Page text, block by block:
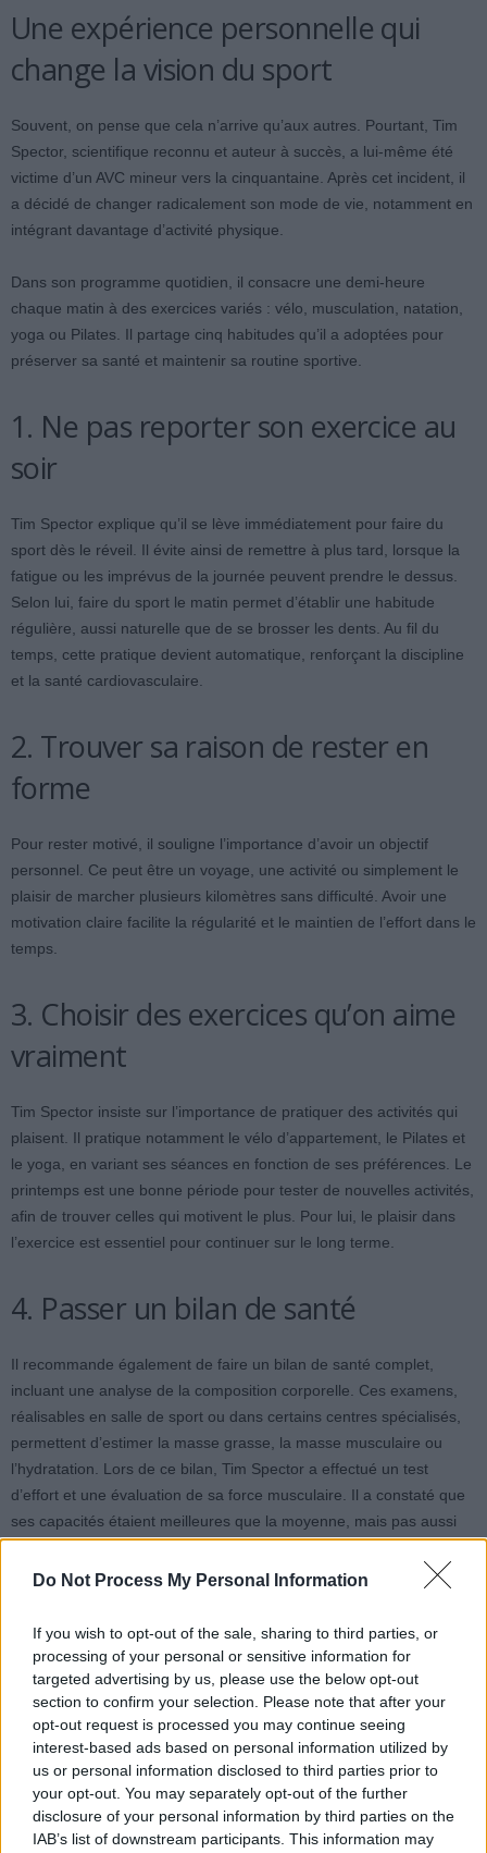
Do Not Process My Personal Information
If you wish to opt-out of the sale, sharing to third parties, or
processing of your personal or sensitive information for
targeted advertising by us, please use the below opt-out
section to confirm your selection. Please note that after your
opt-out request is processed you may continue seeing
interest-based ads based on personal information utilized by
us or personal information disclosed to third parties prior to
your opt-out. You may separately opt-out of the further
disclosure of your personal information by third parties on the
IAB’s list of downstream participants. This information may
Une expérience personnelle qui
change la vision du sport
Souvent, on pense que cela n’arrive qu’aux autres. Pourtant, Tim
Spector, scientifique reconnu et auteur à succès, a lui-même été
victime d’un AVC mineur vers la cinquantaine. Après cet incident, il
a décidé de changer radicalement son mode de vie, notamment en
intégrant davantage d’activité physique.
Dans son programme quotidien, il consacre une demi-heure
chaque matin à des exercices variés : vélo, musculation, natation,
yoga ou Pilates. Il partage cinq habitudes qu’il a adoptées pour
préserver sa santé et maintenir sa routine sportive.
1. Ne pas reporter son exercice au
soir
Tim Spector explique qu’il se lève immédiatement pour faire du
sport dès le réveil. Il évite ainsi de remettre à plus tard, lorsque la
fatigue ou les imprévus de la journée peuvent prendre le dessus.
Selon lui, faire du sport le matin permet d’établir une habitude
régulière, aussi naturelle que de se brosser les dents. Au fil du
temps, cette pratique devient automatique, renforçant la discipline
et la santé cardiovasculaire.
2. Trouver sa raison de rester en
forme
Pour rester motivé, il souligne l’importance d’avoir un objectif
personnel. Ce peut être un voyage, une activité ou simplement le
plaisir de marcher plusieurs kilomètres sans difficulté. Avoir une
motivation claire facilite la régularité et le maintien de l’effort dans le
temps.
3. Choisir des exercices qu’on aime
vraiment
Tim Spector insiste sur l’importance de pratiquer des activités qui
plaisent. Il pratique notamment le vélo d’appartement, le Pilates et
le yoga, en variant ses séances en fonction de ses préférences. Le
printemps est une bonne période pour tester de nouvelles activités,
afin de trouver celles qui motivent le plus. Pour lui, le plaisir dans
l’exercice est essentiel pour continuer sur le long terme.
4. Passer un bilan de santé
Il recommande également de faire un bilan de santé complet,
incluant une analyse de la composition corporelle. Ces examens,
réalisables en salle de sport ou dans certains centres spécialisés,
permettent d’estimer la masse grasse, la masse musculaire ou
l’hydratation. Lors de ce bilan, Tim Spector a effectué un test
d’effort et une évaluation de sa force musculaire. Il a constaté que
ses capacités étaient meilleures que la moyenne, mais pas aussi
objective de sa condition physique et donne des axes
5. Intégrer la marche ou le vélo
dans le quotidien
Enfin, Tim Spector privilégie la marche ou le vélo au quotidien,
plutôt que la voiture. Il explique qu’il reste actif sans y penser, grâce
à ses petits choix. Dans un mode de vie souvent sédentaire, ces
habitudes simples, comme marcher 10 minutes le matin et le soir